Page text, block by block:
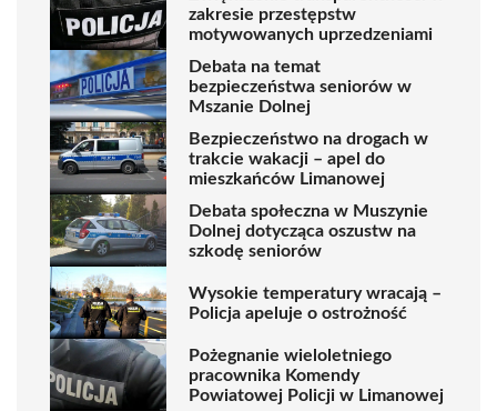
zakresie przestępstw
motywowanych uprzedzeniami
Debata na temat
bezpieczeństwa seniorów w
Mszanie Dolnej
Bezpieczeństwo na drogach w
trakcie wakacji – apel do
mieszkańców Limanowej
Debata społeczna w Muszynie
Dolnej dotycząca oszustw na
szkodę seniorów
Wysokie temperatury wracają –
Policja apeluje o ostrożność
Pożegnanie wieloletniego
pracownika Komendy
Powiatowej Policji w Limanowej